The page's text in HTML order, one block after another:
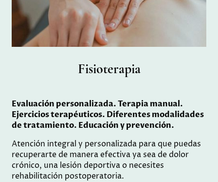
Fisioterapia
Evaluación personalizada. Terapia manual.
Ejercicios terapéuticos. Diferentes modalidades
de tratamiento. Educación y prevención.
Atención integral y personalizada para que puedas
recuperarte de manera efectiva ya sea de dolor
crónico, una lesión deportiva o necesites
rehabilitación postoperatoria.